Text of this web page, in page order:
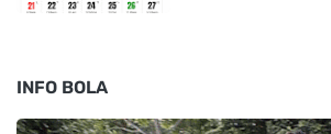
INFO BOLA